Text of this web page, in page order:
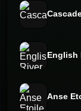
English
Anse